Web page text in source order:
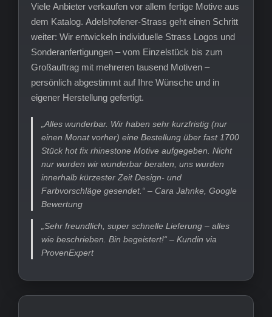
Viele Anbieter verkaufen vor allem fertige Motive aus
dem Katalog. Adelshofener-Strass geht einen Schritt
weiter: Wir entwickeln individuelle Strass Logos und
Sonderanfertigungen – vom Einzelstück bis zum
Großauftrag mit mehreren tausend Motiven –
persönlich abgestimmt auf Ihre Wünsche und in
eigener Herstellung gefertigt.
„Alles wunderbar. Wir haben sehr kurzfristig (nur
einen Monat vorher) eine Bestellung über fast 1700
Stück hot fix rhinestone Motive aufgegeben. Nicht
nur wurden wir wunderbar beraten, uns wurden
innerhalb kürzester Zeit Design- und
Farbvorschläge gesendet.“ – Cara Jahnke, Google
Bewertung
„Sehr freundlich, super schnelle Lieferung – alles
wie beschrieben. Bin begeistert!“ – Kundin via
ProvenExpert